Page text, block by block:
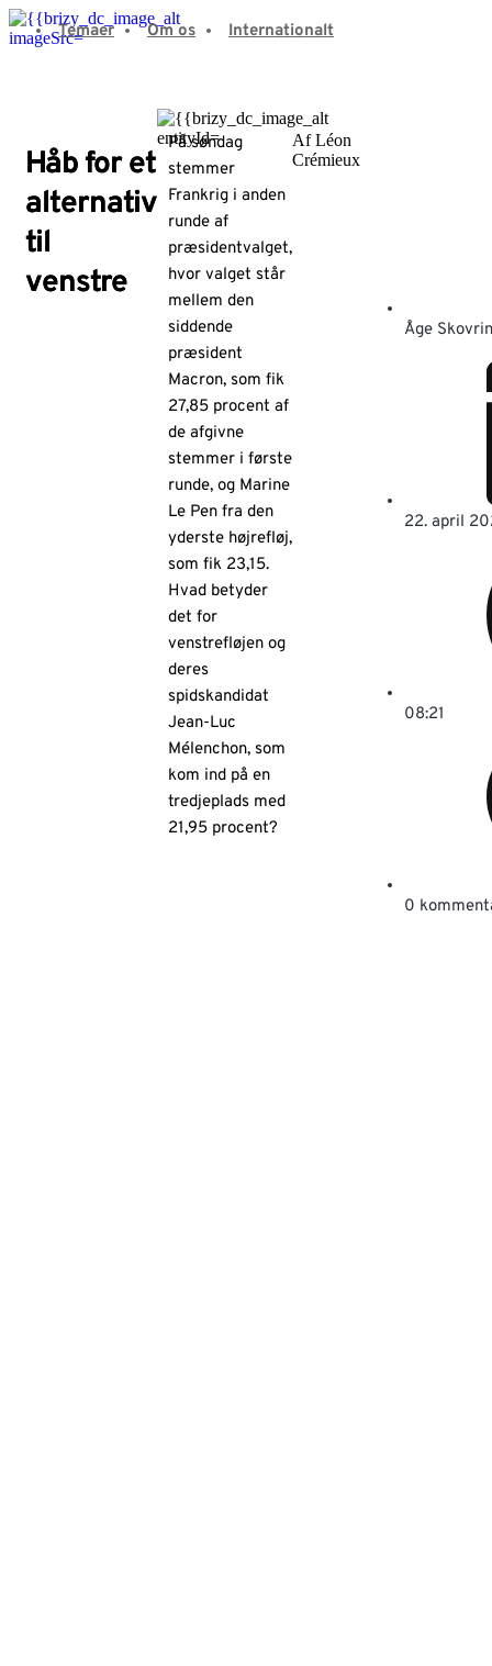
Fortsæt
til
Temaer Om os Internationalt
Håb for et
alternativ
til
venstre
På søndag
stemmer
Frankrig i anden
runde af
præsidentvalget,
hvor valget står
mellem den
siddende
præsident
Macron, som fik
27,85 procent af
de afgivne
stemmer i første
runde, og Marine
Le Pen fra den
yderste højrefløj,
som fik 23,15.
Hvad betyder
det for
venstrefløjen og
deres
spidskandidat
Jean-Luc
Mélenchon, som
kom ind på en
tredjeplads med
21,95 procent?
Af Léon
Crémieux
Åge
22. april
08:21
0